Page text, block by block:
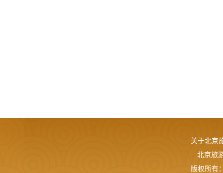
关于北京
北京旅
版权所有